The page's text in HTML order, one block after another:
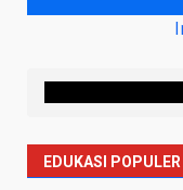
EDUKASI POPULER